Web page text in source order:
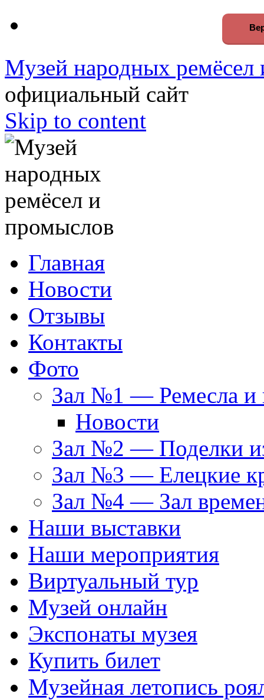
Музей народных ремёсел
официальный сайт
Skip to content
Главная
Новости
Отзывы
Контакты
Фото
Зал №1 — Ремесла и
Новости
Зал №2 — Поделки
Зал №3 — Елецкие
Зал №4 — Зал
Наши выставки
Наши мероприятия
Виртуальный тур
Музей онлайн
Экспонаты музея
Купить билет
Музейная летопись